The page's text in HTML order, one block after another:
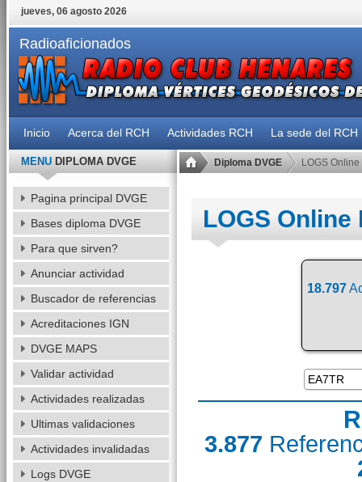
jueves, 06 agosto 2026
Radioaficionados
Inicio Acerca del RCH Actividades RCH La sede del RCH
Diploma DVGE LOGS Online
LOGS Online
18.797
3.877
MENUDIPLOMA DVGE
Pagina principal DVGE
Bases diploma DVGE
Para que sirven?
Anunciar actividad
Buscador de referencias
Acreditaciones IGN
DVGE MAPS
Validar actividad
Actividades realizadas
Ultimas validaciones
Actividades invalidadas
Logs DVGE